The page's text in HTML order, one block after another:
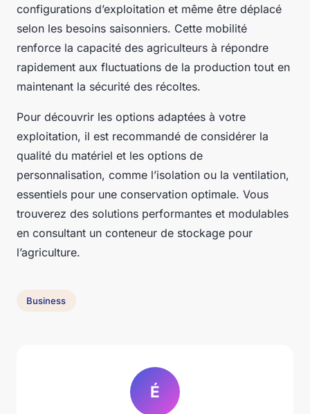
configurations d’exploitation et même être déplacé
selon les besoins saisonniers. Cette mobilité
renforce la capacité des agriculteurs à répondre
rapidement aux fluctuations de la production tout en
maintenant la sécurité des récoltes.
Pour découvrir les options adaptées à votre
exploitation, il est recommandé de considérer la
qualité du matériel et les options de
personnalisation, comme l’isolation ou la ventilation,
essentiels pour une conservation optimale. Vous
trouverez des solutions performantes et modulables
en consultant un conteneur de stockage pour
l’agriculture.
Business
É